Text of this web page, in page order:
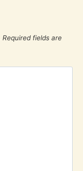
Required fields are